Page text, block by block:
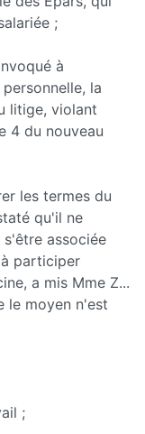
;
à
la
litige, violant
4 du nouveau
les termes du
qu'il ne
associée
participer
a mis Mme Z...
le moyen n'est
;